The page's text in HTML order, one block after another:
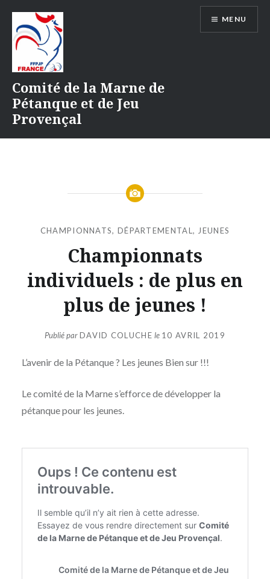
contenu
Comité de la Marne de
Pétanque et de Jeu
Provençal
MENU
CHAMPIONNATS, DÉPARTEMENTAL , JEUNES
Championnats
individuels : de plus en
plus de jeunes !
Publié parDAVID COLUCHE le 10 AVRIL 2019
L’avenir de la Pétanque ? Les jeunes Bien sur !!!
Le comité de la Marne s’efforce de développer la
pétanque pour les jeunes.